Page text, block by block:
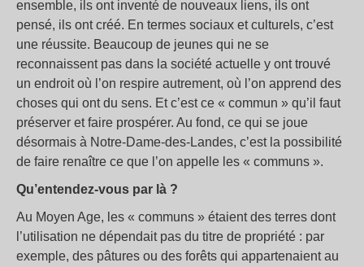
ensemble, ils ont inventé de nouveaux liens, ils ont
pensé, ils ont créé. En termes sociaux et culturels, c’est
une réussite. Beaucoup de jeunes qui ne se
reconnaissent pas dans la société actuelle y ont trouvé
un endroit où l’on respire autrement, où l’on apprend des
choses qui ont du sens. Et c’est ce « commun » qu’il faut
préserver et faire prospérer. Au fond, ce qui se joue
désormais à Notre-Dame-des-Landes, c’est la possibilité
de faire renaître ce que l’on appelle les « communs ».
Qu’entendez-vous par là ?
Au Moyen Age, les « communs » étaient des terres dont
l’utilisation ne dépendait pas du titre de propriété : par
exemple, des pâtures ou des forêts qui appartenaient au